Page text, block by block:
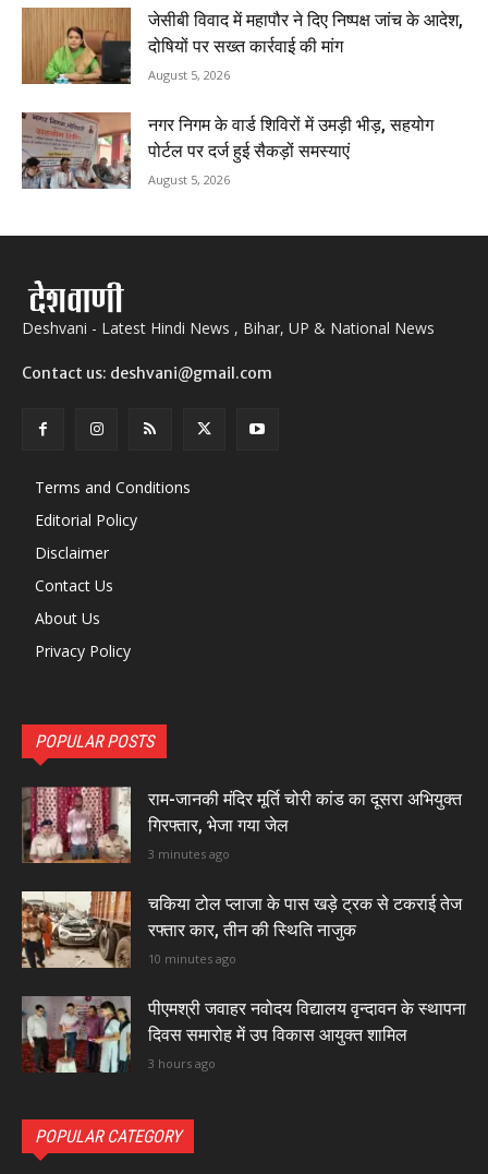
जेसीबी विवाद में महापौर ने दिए निष्पक्ष जांच के आदेश,
दोषियों पर सख्त कार्रवाई की मांग
August 5, 2026
नगर निगम के वार्ड शिविरों में उमड़ी भीड़, सहयोग
पोर्टल पर दर्ज हुई सैकड़ों समस्याएं
August 5, 2026
Deshvani - Latest Hindi News , Bihar, UP & National News
Contact us: deshvani@gmail.com
Terms and Conditions
Editorial Policy
Disclaimer
Contact Us
About Us
Privacy Policy
POPULAR POSTS
राम-जानकी मंदिर मूर्ति चोरी कांड का दूसरा अभियुक्त
गिरफ्तार, भेजा गया जेल
3 minutes ago
चकिया टोल प्लाजा के पास खड़े ट्रक से टकराई तेज
रफ्तार कार, तीन की स्थिति नाजुक
10 minutes ago
पीएमश्री जवाहर नवोदय विद्यालय वृन्दावन के स्थापना
दिवस समारोह में उप विकास आयुक्त शामिल
3 hours ago
POPULAR CATEGORY